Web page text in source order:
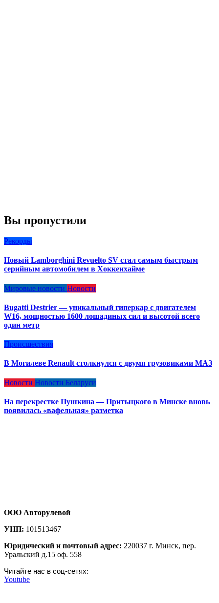
Вы пропустили
Рекорды
Новый Lamborghini Revuelto SV стал самым быстрым
серийным автомобилем в Хоккенхайме
Мировые новости Новости
Bugatti Destrier — уникальный гиперкар с двигателем
W16, мощностью 1600 лошадиных сил и высотой всего
один метр
Происшествия
В Могилеве Renault столкнулся с двумя грузовиками МАЗ
Новости Новости Беларуси
На перекрестке Пушкина — Притыцкого в Минске вновь
появилась «вафельная» разметка
ООО Авторулевой
УНП: 101513467
Юридический и почтовый адрес: 220037 г. Минск, пер.
Уральский д.15 оф. 558
Читайте нас в соц-сетях:
Youtube